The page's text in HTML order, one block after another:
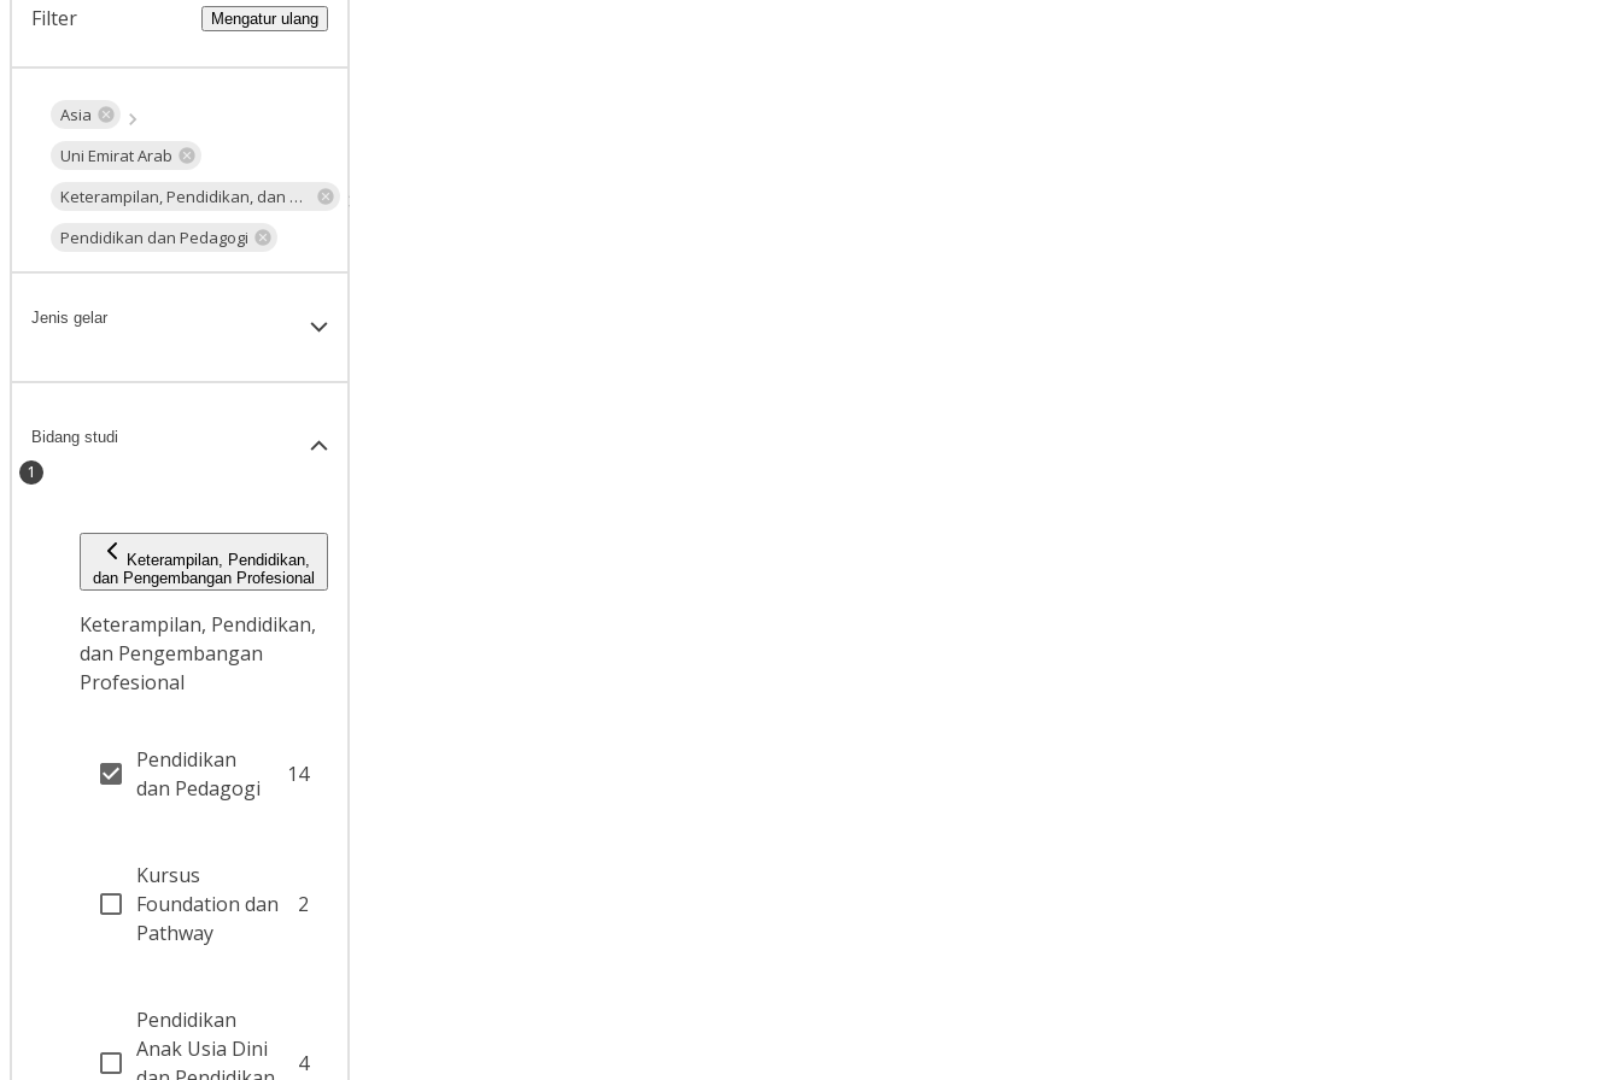
Filter Mengatur ulang
Asia
Uni Emirat Arab
Keterampilan, Pendidikan, dan Pengembangan Profesional
Pendidikan dan Pedagogi
Jenis gelar
Bidang studi
1
Keterampilan, Pendidikan,
dan Pengembangan Profesional
Keterampilan, Pendidikan,
dan Pengembangan
Profesional
Pendidikan
dan Pedagogi
14
Kursus
Foundation dan
Pathway
2
Pendidikan
Anak Usia Dini
4